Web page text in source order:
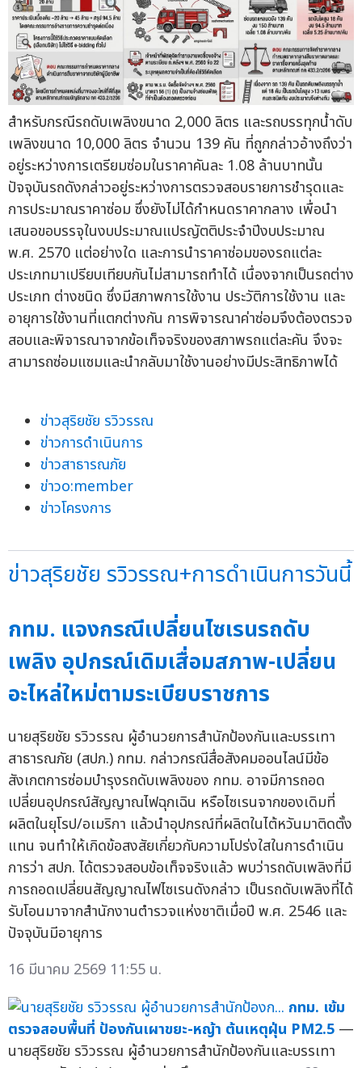
สำหรับกรณีรถดับเพลิงขนาด 2,000 ลิตร และรถบรรทุกน้ำดับ
เพลิงขนาด 10,000 ลิตร จำนวน 139 คัน ที่ถูกกล่าวอ้างถึงว่า
อยู่ระหว่างการเตรียมซ่อมในราคาคันละ 1.08 ล้านบาทนั้น
ปัจจุบันรถดังกล่าวอยู่ระหว่างการตรวจสอบรายการชำรุดและ
การประมาณราคาซ่อม ซึ่งยังไม่ได้กำหนดราคากลาง เพื่อนำ
เสนอขอบรรจุในงบประมาณแปรญัตติประจำปีงบประมาณ
พ.ศ. 2570 แต่อย่างใด และการนำราคาซ่อมของรถแต่ละ
ประเภทมาเปรียบเทียบกันไม่สามารถทำได้ เนื่องจากเป็นรถต่าง
ประเภท ต่างชนิด ซึ่งมีสภาพการใช้งาน ประวัติการใช้งาน และ
อายุการใช้งานที่แตกต่างกัน การพิจารณาค่าซ่อมจึงต้องตรวจ
สอบและพิจารณาจากข้อเท็จจริงของสภาพรถแต่ละคัน จึงจะ
สามารถซ่อมแซมและนำกลับมาใช้งานอย่างมีประสิทธิภาพได้
ข่าวสุริยชัย รวิวรรณ
ข่าวการดำเนินการ
ข่าวสาธารณภัย
ข่าวo:member
ข่าวโครงการ
ข่าวสุริยชัย รวิวรรณ+การดำเนินการวันนี้
กทม. แจงกรณีเปลี่ยนไซเรนรถดับ
เพลิง อุปกรณ์เดิมเสื่อมสภาพ-เปลี่ยน
อะไหล่ใหม่ตามระเบียบราชการ
นายสุริยชัย รวิวรรณ ผู้อำนวยการสำนักป้องกันและบรรเทา
สาธารณภัย (สปภ.) กทม. กล่าวกรณีสื่อสังคมออนไลน์มีข้อ
สังเกตการซ่อมบำรุงรถดับเพลิงของ กทม. อาจมีการถอด
เปลี่ยนอุปกรณ์สัญญาณไฟฉุกเฉิน หรือไซเรนจากของเดิมที่
ผลิตในยุโรป/อเมริกา แล้วนำอุปกรณ์ที่ผลิตในไต้หวันมาติดตั้ง
แทน จนทำให้เกิดข้อสงสัยเกี่ยวกับความโปร่งใสในการดำเนิน
การว่า สปภ. ได้ตรวจสอบข้อเท็จจริงแล้ว พบว่ารถดับเพลิงที่มี
การถอดเปลี่ยนสัญญาณไฟไซเรนดังกล่าว เป็นรถดับเพลิงที่ได้
รับโอนมาจากสำนักงานตำรวจแห่งชาติเมื่อปี พ.ศ. 2546 และ
ปัจจุบันมีอายุการ
16 มีนาคม 2569 11:55 น.
กทม. เข้ม
ตรวจสอบพื้นที่ ป้องกันเผาขยะ-หญ้า ต้นเหตุฝุ่น PM2.5 —
นายสุริยชัย รวิวรรณ ผู้อำนวยการสำนักป้องกันและบรรเทา